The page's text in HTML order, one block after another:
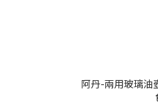
阿丹-兩用玻璃油